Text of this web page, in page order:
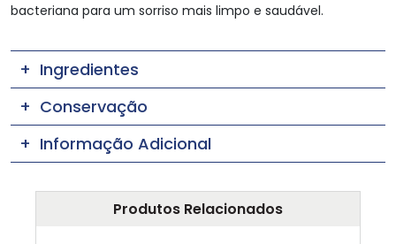
bacteriana para um sorriso mais limpo e saudável.
Ingredientes
Conservação
Informação Adicional
Produtos Relacionados